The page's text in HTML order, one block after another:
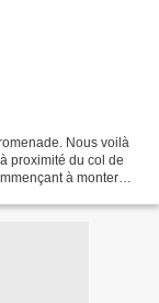
Nous voilà
proximité du col de
à monter